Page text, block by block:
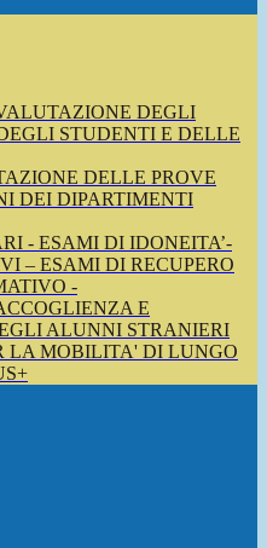
DEGLI
STUDENTI E DELLE
DELLE PROVE
DEI DIPARTIMENTI
- ESAMI DI IDONEITA’-
– ESAMI DI RECUPERO
-
E
ALUNNI STRANIERI
LA MOBILITA' DI LUNGO